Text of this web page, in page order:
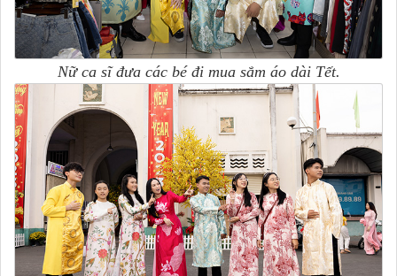
Nữ ca sĩ đưa các bé đi mua sắm áo dài Tết.